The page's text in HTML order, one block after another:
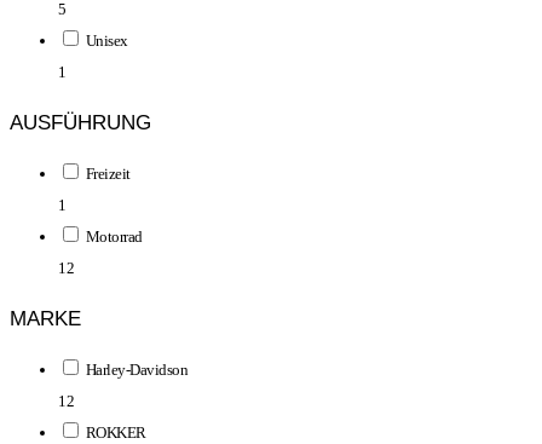
5
Unisex
1
AUSFÜHRUNG
Freizeit
1
Motorrad
12
MARKE
Harley-Davidson
12
ROKKER